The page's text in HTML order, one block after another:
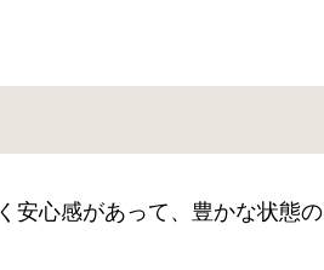
安心感があって、豊かな状態の